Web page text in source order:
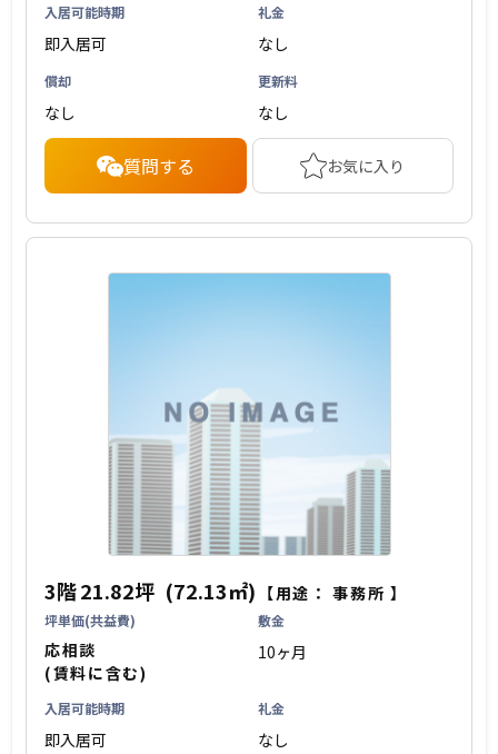
入居可能時期
即入居可
礼金
なし
償却
なし
更新料
なし
質問する お気に入り
3階21.82坪 (72.13㎡) 【用途：事務所 】
坪単価(共益費)
応相談
(賃料に含む)
敷金
10ヶ月
入居可能時期
即入居可
礼金
なし